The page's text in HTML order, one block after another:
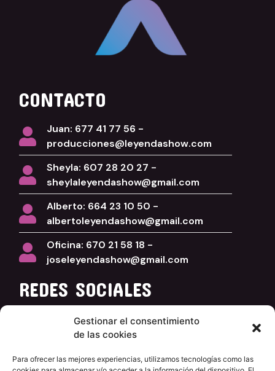
Gestionar el consentimiento
de las cookies
Para ofrecer las mejores experiencias, utilizamos tecnologías como las
CONTACTO
Juan: 677 41 77 56 -
producciones@leyendashow.com
Sheyla: 607 28 20 27 -
sheylaleyendashow@gmail.com
Alberto: 664 23 10 50 -
albertoleyendashow@gmail.com
Oficina: 670 21 58 18 -
joseleyendashow@gmail.com
REDES SOCIALES
Facebook
Instagram
YouTube